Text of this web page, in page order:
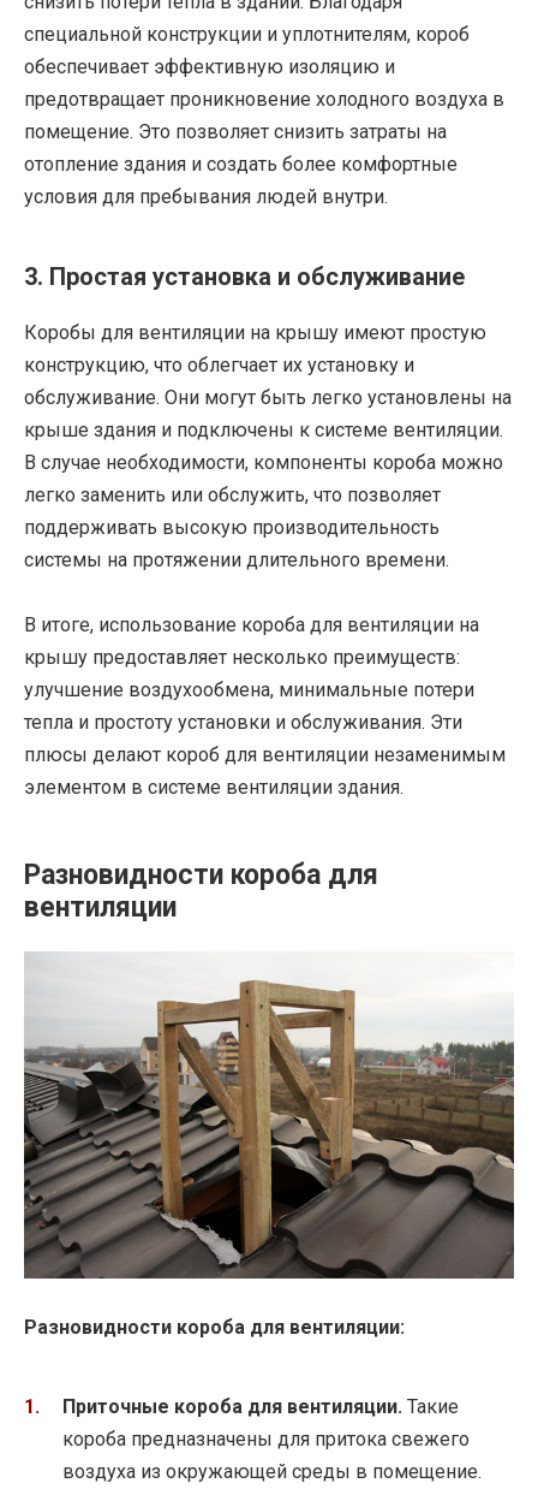
специальной конструкции и уплотнителям, короб
обеспечивает эффективную изоляцию и
предотвращает проникновение холодного воздуха в
помещение. Это позволяет снизить затраты на
отопление здания и создать более комфортные
условия для пребывания людей внутри.
3. Простая установка и обслуживание
Коробы для вентиляции на крышу имеют простую
конструкцию, что облегчает их установку и
обслуживание. Они могут быть легко установлены на
крыше здания и подключены к системе вентиляции.
В случае необходимости, компоненты короба можно
легко заменить или обслужить, что позволяет
поддерживать высокую производительность
системы на протяжении длительного времени.
В итоге, использование короба для вентиляции на
крышу предоставляет несколько преимуществ:
улучшение воздухообмена, минимальные потери
тепла и простоту установки и обслуживания. Эти
плюсы делают короб для вентиляции незаменимым
элементом в системе вентиляции здания.
Разновидности короба для
вентиляции
Разновидности короба для вентиляции:
Приточные короба для вентиляции. Такие
короба предназначены для притока свежего
воздуха из окружающей среды в помещение.